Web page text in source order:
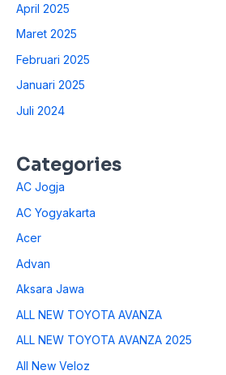
April 2025
Maret 2025
Februari 2025
Januari 2025
Juli 2024
Categories
AC Jogja
AC Yogyakarta
Acer
Advan
Aksara Jawa
ALL NEW TOYOTA AVANZA
ALL NEW TOYOTA AVANZA 2025
All New Veloz